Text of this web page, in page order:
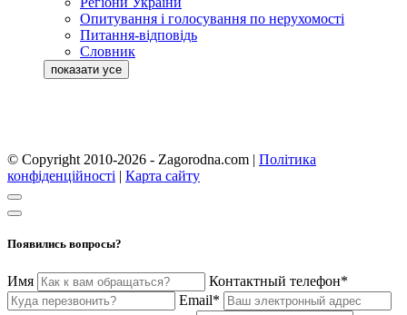
Опитування і голосування по нерухомості
Питання-відповідь
Словник
© Copyright 2010-2026 - Zagorodna.com | Політика
конфіденційності | Карта сайту
Появились вопросы?
Имя
Контактный телефон*
Email*